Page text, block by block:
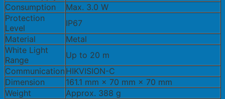
Consumption
Max. 3.0 W
Protection
Level
IP67
Material
Metal
White Light
Range
Up to 20 m
Communication HIKVISION-C
Dimension
161.1 mm × 70 mm × 70 mm
Weight
Approx. 388 g